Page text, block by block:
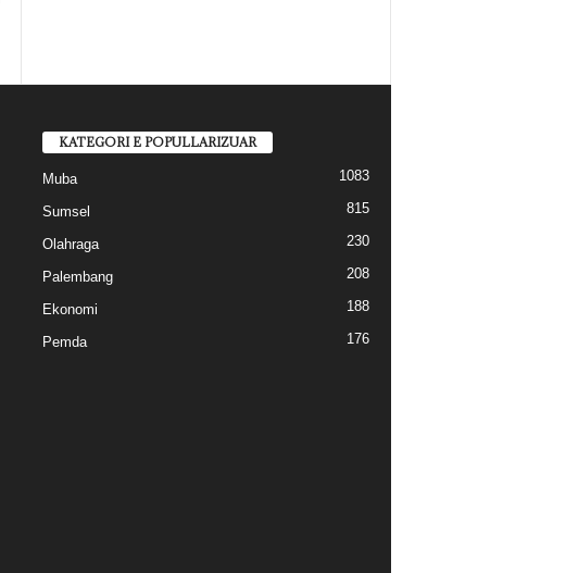
KATEGORI E POPULLARIZUAR
Muba 1083
Sumsel 815
Olahraga 230
Palembang 208
Ekonomi 188
Pemda 176